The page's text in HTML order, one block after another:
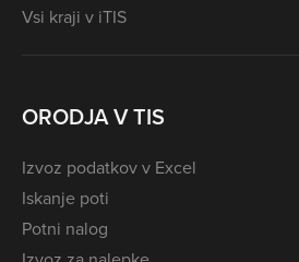
Vsi kraji v iTIS
ORODJA V TIS
Izvoz podatkov v Excel
Iskanje poti
Potni nalog